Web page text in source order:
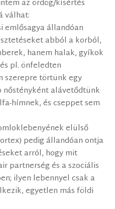
az ördög/kísértés
válhat:
emlősagya állandóan
abból a korból,
hanem halak, gyíkok
pl. önfeledten
szerepre törtünk egy
nőstényként alávetődtünk
hímnek, és cseppet sem
elülső
pedig állandóan ontja
arról, hogy mit
partnerség és a szociális
ilyen lebennyel csak a
egyetlen más földi